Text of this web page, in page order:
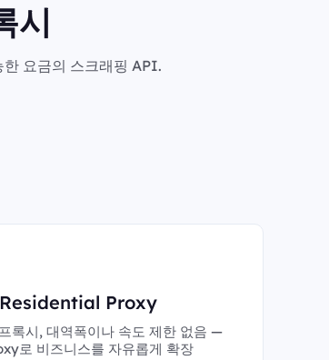
시
요금의 스크래핑 API.
Proxy
록시, 대역폭이나 속도 제한 없음 —
로 비즈니스를 자유롭게 확장